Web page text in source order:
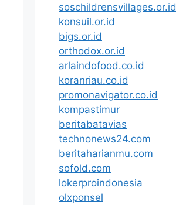
soschildrensvillages.or.id
konsuil.or.id
bigs.or.id
orthodox.or.id
arlaindofood.co.id
koranriau.co.id
promonavigator.co.id
kompastimur
beritabatavias
technonews24.com
beritaharianmu.com
sofold.com
lokerproindonesia
olxponsel